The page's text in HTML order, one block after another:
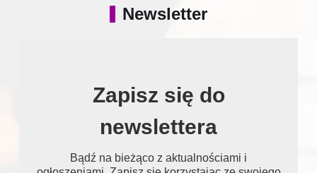
Newsletter
Zapisz się do
newslettera
Bądź na bieżąco z aktualnościami i